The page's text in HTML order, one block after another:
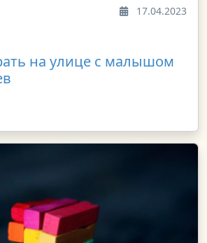
17.04.2023
на улице с малышом